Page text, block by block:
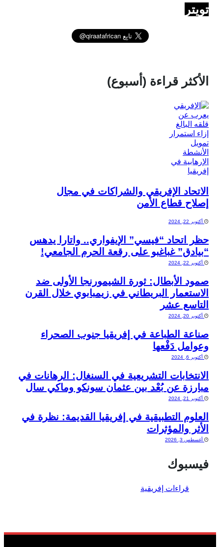
تويتر
الأكثر قراءة (أسبوع)
الاتحاد الإفريقي والشراكات في مجال
إصلاح قطاع الأمن
أكتوبر 22, 2024
حظر اتحاد “فيسي” الإيفواري.. واتارا يدهس
“بيادق” غباغبو على رقعة الحرم الجامعي!
أكتوبر 22, 2024
صمود الأبطال: ثورة الشيمورنجا الأولى ضد
الاستعمار البريطاني في زيمبابوي خلال القرن
التاسع عشر
أكتوبر 20, 2024
صناعة الطباعة في إفريقيا جنوب الصحراء
وعوامل دَفْعها
أكتوبر 6, 2024
الانتخابات التشريعية في السنغال: الرهانات في
مبارزة عن بُعْد بين عثمان سونكو وماكي سال
أكتوبر 21, 2024
العلوم التطبيقية في إفريقيا القديمة: نظرة في
الأثر والمؤثرات
أغسطس 3, 2026
فيسبوك